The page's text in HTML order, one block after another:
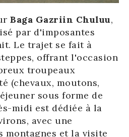
Baga Gazriin Chuluu,
par d'imposantes
Le trajet se fait à
offrant l'occasion
troupeaux
(chevaux, moutons,
sous forme de
midi est dédiée à la
avec une
montagnes et la visite